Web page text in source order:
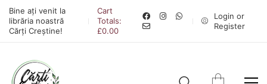
Bine ați venit la
librăria noastră
Cărți Creștine!
Cart
Totals:
£0.00
Login or
Register